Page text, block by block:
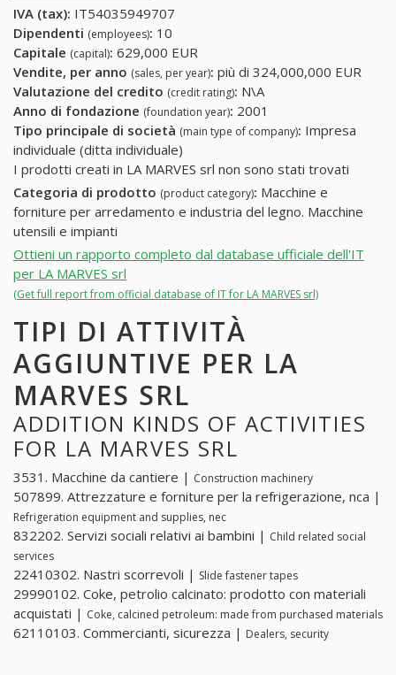
IVA (tax): IT54035949707
Dipendenti (employees): 10
Capitale (capital): 629,000 EUR
Vendite, per anno (sales, per year): più di 324,000,000 EUR
Valutazione del credito (credit rating): N\A
Anno di fondazione (foundation year): 2001
Tipo principale di società (main type of company): Impresa
individuale (ditta individuale)
I prodotti creati in LA MARVES srl non sono stati trovati
Categoria di prodotto (product category): Macchine e
forniture per arredamento e industria del legno. Macchine
utensili e impianti
Ottieni un rapporto completo dal database ufficiale dell'IT
per LA MARVES srl
(Get full report from official database of IT for LA MARVES srl)
TIPI DI ATTIVITÀ
AGGIUNTIVE PER LA
MARVES SRL
ADDITION KINDS OF ACTIVITIES
FOR LA MARVES SRL
3531. Macchine da cantiere | Construction machinery
507899. Attrezzature e forniture per la refrigerazione, nca |
Refrigeration equipment and supplies, nec
832202. Servizi sociali relativi ai bambini | Child related social
services
22410302. Nastri scorrevoli | Slide fastener tapes
29990102. Coke, petrolio calcinato: prodotto con materiali
acquistati | Coke, calcined petroleum: made from purchased materials
62110103. Commercianti, sicurezza | Dealers, security